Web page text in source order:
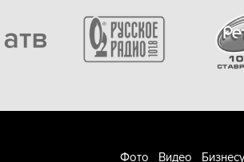
Фото Видео